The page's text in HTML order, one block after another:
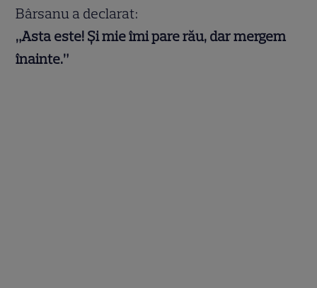
Bârsanu a declarat:
„Asta este! Și mie îmi pare rău, dar mergem
înainte.”